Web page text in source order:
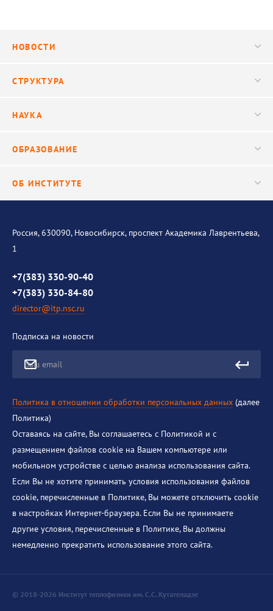
НОВОСТИ
Видео
СТРУКТУРА
Научные подразделения
НАУКА
Исследования
ОБРАЗОВАНИЕ
ОБ ИНСТИТУТЕ
История института
Контакты
Противодействие коррупции
Россия, 630090, Новосибирск, проспект Академика Лаврентьева,
1
+7(383) 330-90-40
+7(383) 330-84-80
director@itp.nsc.ru
Подписка на новости
Ваш email
Политика в отношении обработки персональных данных (далее
Политика)
Оставаясь на сайте, Вы соглашаетесь с Политикой и с
размещением файлов cookie на Вашем компьютере или
мобильном устройстве с целью анализа использования сайта.
Если Вы не хотите принимать условия использования файлов
cookie, перечисленные в Политике, Вы можете отключить cookie
в настройках Интернет-браузера. Если Вы не принимаете
другие условия, перечисленные в Политике, Вы должны
немедленно прекратить использование этого сайта.
© 2018-2026 Институт теплофизики им. С.С. Кутателадзе